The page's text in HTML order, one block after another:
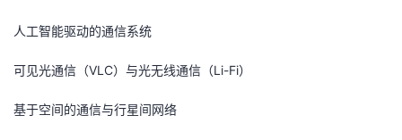
堂
我
的
我
我
的
技
我
的
人工智能驱动的通信系统
可见光通信（VLC）与光无线通信（Li-Fi）
基于空间的通信与行星间网络